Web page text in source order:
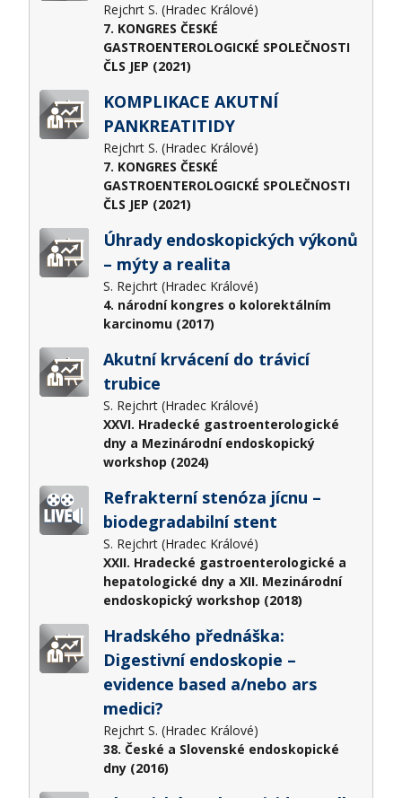
Rejchrt S. (Hradec Králové)
7. KONGRES ČESKÉ
GASTROENTEROLOGICKÉ SPOLEČNOSTI
ČLS JEP (2021)
KOMPLIKACE AKUTNÍ
PANKREATITIDY
Rejchrt S. (Hradec Králové)
7. KONGRES ČESKÉ
GASTROENTEROLOGICKÉ SPOLEČNOSTI
ČLS JEP (2021)
Úhrady endoskopických výkonů
– mýty a realita
S. Rejchrt (Hradec Králové)
4. národní kongres o kolorektálním
karcinomu (2017)
Akutní krvácení do trávicí
trubice
S. Rejchrt (Hradec Králové)
XXVI. Hradecké gastroenterologické
dny a Mezinárodní endoskopický
workshop (2024)
Refrakterní stenóza jícnu –
biodegradabilní stent
S. Rejchrt (Hradec Králové)
XXII. Hradecké gastroenterologické a
hepatologické dny a XII. Mezinárodní
endoskopický workshop (2018)
Hradského přednáška:
Digestivní endoskopie –
evidence based a/nebo ars
medici?​
Rejchrt S. (Hradec Králové)
38. České a Slovenské endoskopické
dny (2016)